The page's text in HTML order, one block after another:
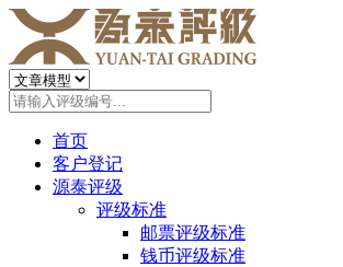
首页
客户登记
源泰评级
评级标准
邮票评级标准
钱币评级标准